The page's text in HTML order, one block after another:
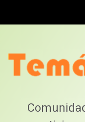
Lista de Megapost
Tabla de puntos